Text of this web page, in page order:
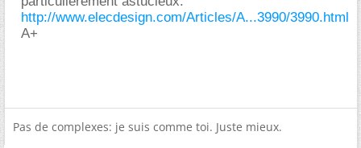
http://www.elecdesign.com/Articles/A...3990/3990.html
A+
Pas de complexes: je suis comme toi. Juste mieux.